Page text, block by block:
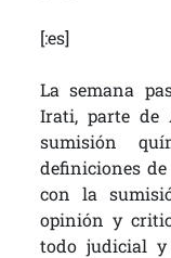
[:es]
La semana
Irati, parte de
sumisión
definiciones
con la
opinión y
todo judicial y